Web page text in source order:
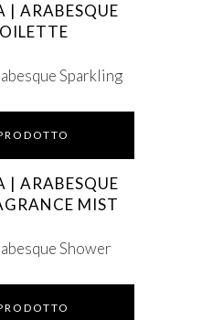
| ARABESQUE
| ARABESQUE
MIST